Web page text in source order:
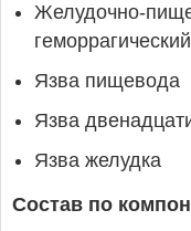
Желудочно-
Язва пищевода
Язва
Язва желудка
Состав по